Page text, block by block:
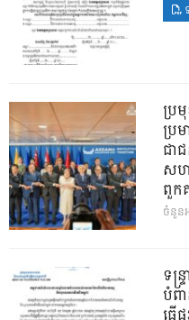
ប្រ
ប្រ
ជា
សហ
ពួក
ចំនួន
ទន្
បំព